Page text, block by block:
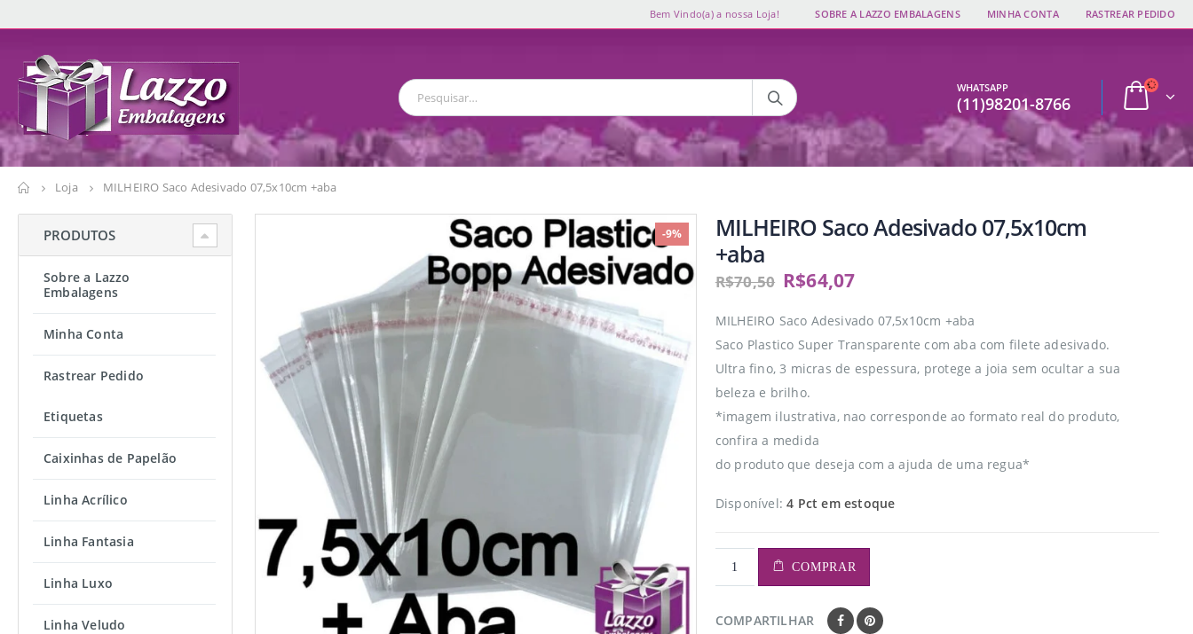
Bem Vindo(a) a nossa Loja! SOBRE A LAZZO EMBALAGENS MINHA CONTA RASTREAR PEDIDO
WHATSAPP
(11)98201-8766
Loja MILHEIRO Saco Adesivado 07,5x10cm +aba
-9%
MILHEIRO Saco Adesivado 07,5x10cm
+aba
R$70,50 R$64,07
MILHEIRO Saco Adesivado 07,5x10cm +aba
Saco Plastico Super Transparente com aba com filete adesivado.
Ultra fino, 3 micras de espessura, protege a joia sem ocultar a sua
beleza e brilho.
*imagem ilustrativa, nao corresponde ao formato real do produto,
confira a medida
do produto que deseja com a ajuda de uma regua*
Disponível:4 Pct em estoque
COMPRAR
COMPARTILHAR
PRODUTOS
Sobre a Lazzo
Embalagens
Minha Conta
Rastrear Pedido
Etiquetas
Caixinhas de Papelão
Linha Acrílico
Linha Fantasia
Linha Luxo
Linha Veludo